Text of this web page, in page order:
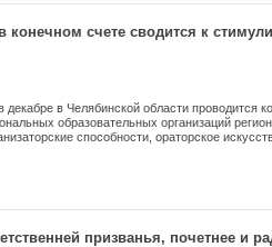
конечном счете сводится к
декабре в Челябинской области проводится
образовательных организаций
способности, ораторское
Участники конкурса «Директор
призванья, почетнее и